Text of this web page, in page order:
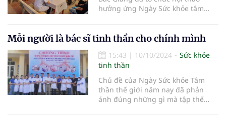
hưởng ứng Ngày Sức khỏe tâm
thần tại nơi làm việc”.
Mỗi người là bác sĩ tinh thần cho chính mình
15:43 | 10/10/2024
Sức khỏe
tinh thần
Chủ đề của Ngày Sức khỏe Tâm
thần thế giới năm nay đã phản
ánh đúng những gì mà tập thể